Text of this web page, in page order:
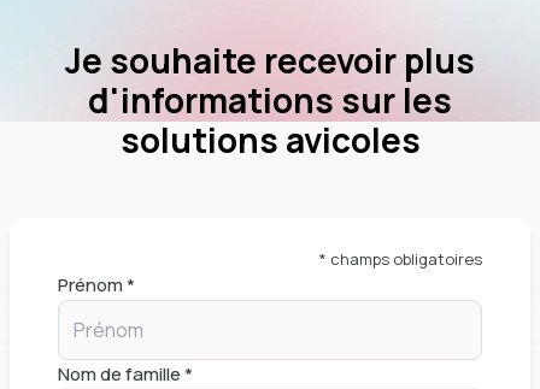
Je souhaite recevoir plus
d'informations sur les
solutions avicoles
* champs obligatoires
Prénom *
Nom de famille *